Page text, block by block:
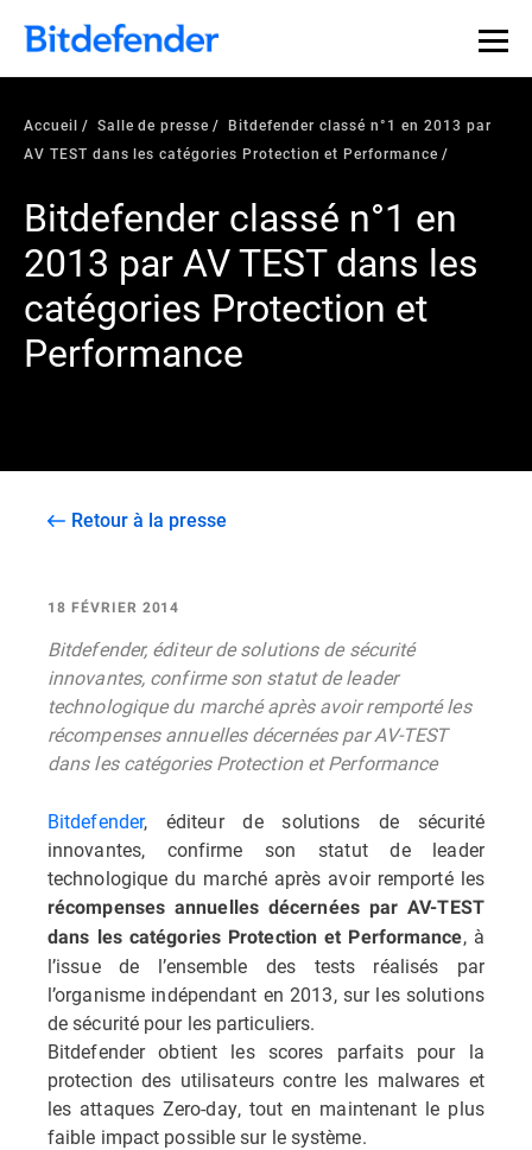
Accueil Salle de presse
Bitdefender classé n°1 en 2013 par
AV TEST dans les catégories Protection et Performance
Bitdefender classé n°1 en
2013 par AV TEST dans les
catégories Protection et
Performance
Retour à la presse
18 FÉVRIER 2014
Bitdefender, éditeur de solutions de sécurité
innovantes, confirme son statut de leader
technologique du marché après avoir remporté les
récompenses annuelles décernées par AV-TEST
dans les catégories Protection et Performance
Bitdefender, éditeur de solutions de sécurité
innovantes, confirme son statut de leader
technologique du marché après avoir remporté les
récompenses annuelles décernées par AV-TEST
dans les catégories Protection et Performance, à
l’issue de l’ensemble des tests réalisés par
l’organisme indépendant en 2013, sur les solutions
de sécurité pour les particuliers.
Bitdefender obtient les scores parfaits pour la
protection des utilisateurs contre les malwares et
les attaques Zero-day, tout en maintenant le plus
faible impact possible sur le système.